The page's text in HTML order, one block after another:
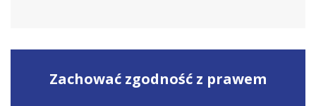
Zachować zgodność z prawem